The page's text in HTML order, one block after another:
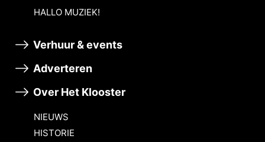
HALLO MUZIEK!
Verhuur & events
Adverteren
Over Het Klooster
NIEUWS
HISTORIE